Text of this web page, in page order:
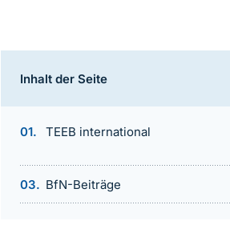
Inhalt der Seite
TEEB international
BfN-Beiträge